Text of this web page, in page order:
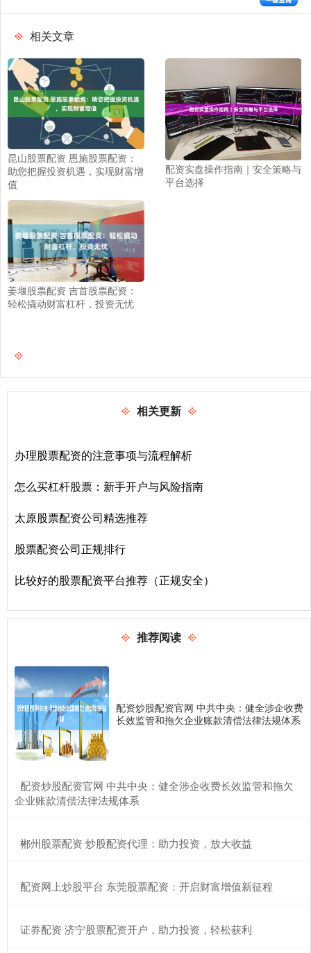
相关文章
昆山股票配资 恩施股票配资：
助您把握投资机遇，实现财富增
值
配资实盘操作指南｜安全策略与
平台选择
姜堰股票配资 吉首股票配资：
轻松撬动财富杠杆，投资无忧
相关更新
办理股票配资的注意事项与流程解析
怎么买杠杆股票：新手开户与风险指南
太原股票配资公司精选推荐
股票配资公司正规排行
比较好的股票配资平台推荐（正规安全）
推荐阅读
配资炒股配资官网 中共中央：健全涉企收费
长效监管和拖欠企业账款清偿法律法规体系
​配资炒股配资官网 中共中央：健全涉企收费长效监管和拖欠
企业账款清偿法律法规体系
​郴州股票配资 炒股配资代理：助力投资，放大收益
​配资网上炒股平台 东莞股票配资：开启财富增值新征程
​证券配资 济宁股票配资开户，助力投资，轻松获利